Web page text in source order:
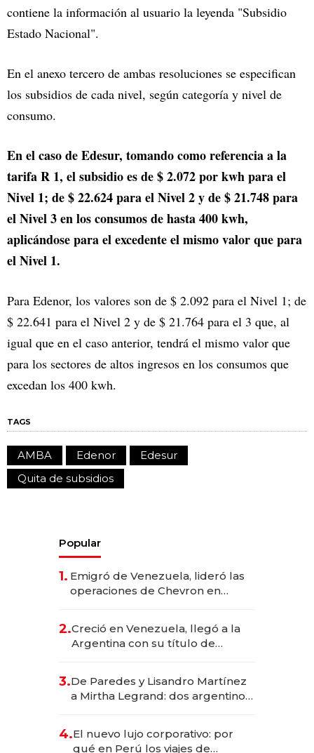
contiene la información al usuario la leyenda "Subsidio
Estado Nacional".
En el anexo tercero de ambas resoluciones se especifican
los subsidios de cada nivel, según categoría y nivel de
consumo.
En el caso de Edesur, tomando como referencia a la
tarifa R 1, el subsidio es de $ 2.072 por kwh para el
Nivel 1; de $ 22.624 para el Nivel 2 y de $ 21.748 para
el Nivel 3 en los consumos de hasta 400 kwh,
aplicándose para el excedente el mismo valor que para
el Nivel 1.
Para Edenor, los valores son de $ 2.092 para el Nivel 1; de
$ 22.641 para el Nivel 2 y de $ 21.764 para el 3 que, al
igual que en el caso anterior, tendrá el mismo valor que
para los sectores de altos ingresos en los consumos que
excedan los 400 kwh.
TAGS
AMBA Edenor
Edesur
Quita de subsidios
Popular
1. Emigró de Venezuela, lideró las
operaciones de Chevron en
2.Creció en Venezuela, llegó a la
Argentina con su título de
las marcas "fast premium"
3.De Paredes y Lisandro Martínez
a Mirtha Legrand: dos argentinos
4.El nuevo lujo corporativo: por
qué en Perú los viajes de